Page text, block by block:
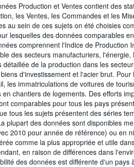
Production et Ventes contient des
les Ventes, les Commandes et les
au sein de ces sujets on été choisies
lesquelles des données comparables
comprennent l'Indice de Production
des secteurs manufacturiers,
détaillée de la production dans les
d'investissement et l'acier brut.
les immatriculations de voitures de
chantiers de logements. Des efforts
comparables pour tous les pays
tous les sujets présentent des séries
plupart des données sont disponibles
2010 pour année de référence) ou en
comme la plus appropriée et utile
en raison de différences dans
des données est différente d'un pays